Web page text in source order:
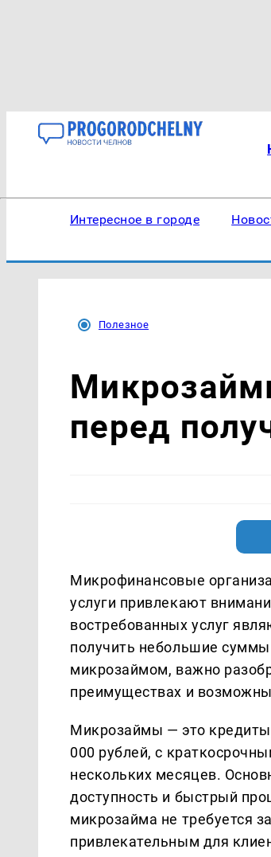
Интересное в городе
Полезное
перед
Микрофинансовые
услуги привлекают
востребованных услуг
получить небольшие суммы
микрозаймом, важно
преимуществах и
Микрозаймы — это
000 рублей, с
нескольких месяцев.
доступность и быстрый
микрозайма не требуется
привлекательным для